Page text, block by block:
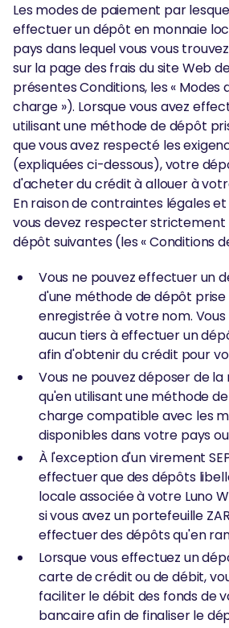
Les modes de paiement par
effectuer un dépôt en monnaie
pays dans lequel vous vous
sur la page des frais du site Web
présentes Conditions, les « Modes
charge »). Lorsque vous avez
utilisant une méthode de dépôt
que vous avez respecté les
(expliquées ci-dessous), votre
d'acheter du crédit à allouer à
En raison de contraintes légales
vous devez respecter strictement
dépôt suivantes (les « Conditions
Vous ne pouvez effectuer un
d'une méthode de dépôt
enregistrée à votre nom.
aucun tiers à effectuer un
afin d'obtenir du crédit pour
Vous ne pouvez déposer de
qu'en utilisant une méthode
charge compatible avec les
disponibles dans votre pays
À l'exception d'un virement
effectuer que des dépôts
locale associée à votre Luno
si vous avez un portefeuille
effectuer des dépôts qu'en
Lorsque vous effectuez un
carte de crédit ou de débit,
faciliter le débit des fonds de
bancaire afin de finaliser le